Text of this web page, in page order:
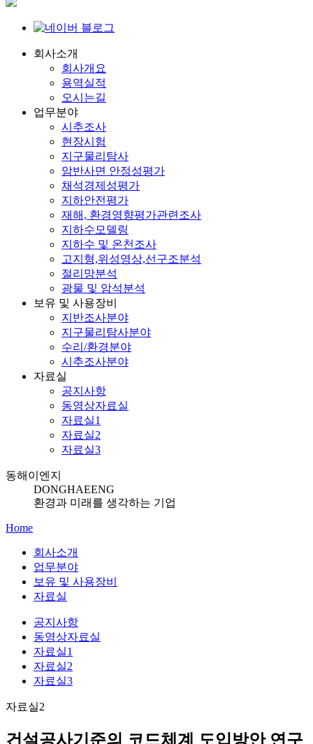
회사소개
회사개요
용역실적
오시는길
업무분야
시추조사
현장시험
지구물리탐사
암반사면 안정성평가
채석경제성평가
지하안전평가
재해, 환경영향평가관련조사
지하수모델링
지하수 및 온천조사
고지형,위성영상,선구조분석
절리망분석
광물 및 암석분석
보유 및 사용장비
지반조사분야
지구물리탐사분야
수리/환경분야
시추조사분야
자료실
공지사항
동영상자료실
자료실1
자료실2
자료실3
동해이엔지
DONGHAEENG
환경과 미래를 생각하는 기업
Home
회사소개
업무분야
보유 및 사용장비
자료실
공지사항
동영상자료실
자료실1
자료실2
자료실3
자료실2
건설공사기준의 코드체계 도입방안 연구